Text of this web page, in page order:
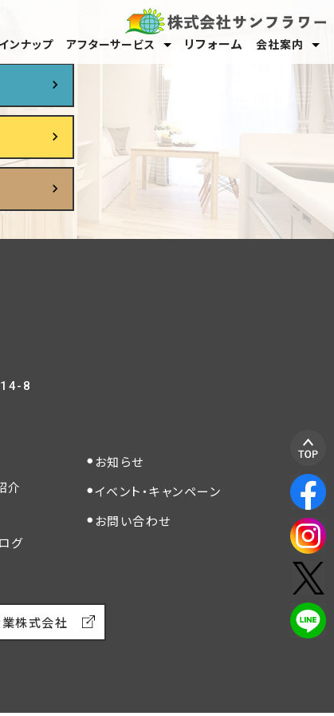
ンナップ アフターサービス
オーナーサポート
保証・メンテナンス
リフォーム 会社案内
スタッフ紹介
採用情報
8
介
グ
お知らせ
イベント・キャンペーン
お問い合わせ
株式会社